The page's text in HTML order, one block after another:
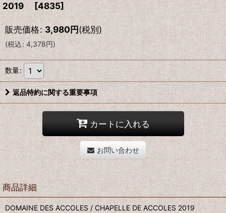
2019 [4835]
販売価格: 3,980円(税別)
(税込: 4,378円)
数量:
返品特約に関する重要事項
カートに入れる
お問い合わせ
商品詳細
DOMAINE DES ACCOLES / CHAPELLE DE ACCOLES 2019